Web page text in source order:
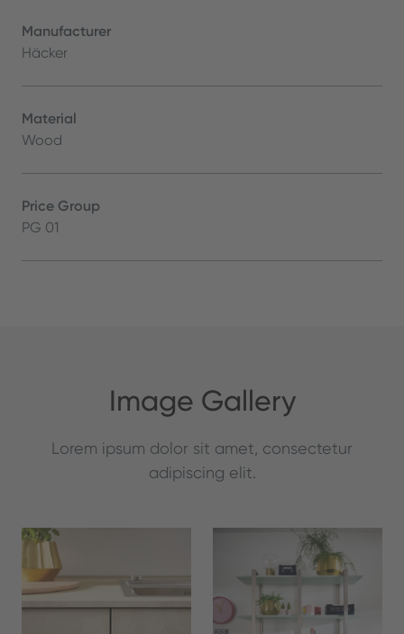
Manufacturer
Häcker
Material
Wood
Price Group
PG 01
Image Gallery
Lorem ipsum dolor sit amet, consectetur
adipiscing elit.